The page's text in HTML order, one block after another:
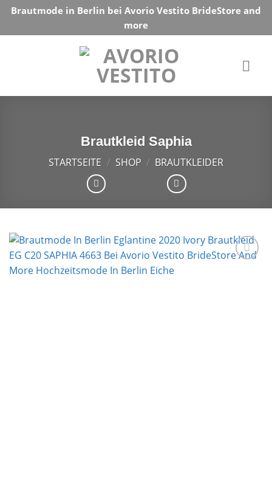
Skip
content
Brautmode in Berlin bei Avorio Vestito BrideStore and
more
Brautkleid Saphia
STARTSEITE / SHOP / BRAUTKLEIDER